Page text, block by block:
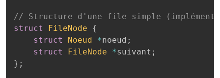
// Structure d'une file simple
struct
FileNode
{
struct
Noeud *noeud ;
struct
FileNode *suivant ;
} ;